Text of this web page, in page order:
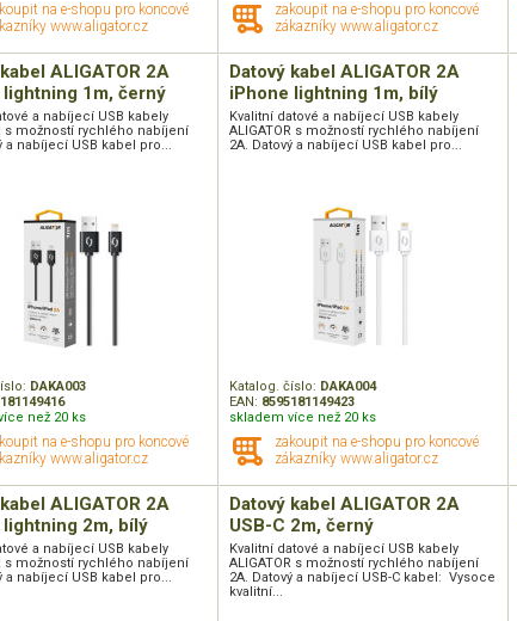
na e-shopu pro koncové
www.aligator.cz
zakoupit na e-shopu pro koncové
zákazníky www.aligator.cz
ALIGATOR 2A
lightning 1m, černý
a nabíjecí USB kabely
s možností rychlého nabíjení
a nabíjecí USB kabel pro...
DAKA003
než 20 ks
na e-shopu pro koncové
www.aligator.cz
Datový kabel ALIGATOR 2A
iPhone lightning 1m, bílý
Kvalitní datové a nabíjecí USB kabely
ALIGATOR s možností rychlého nabíjení
2A. Datový a nabíjecí USB kabel pro...
Katalog. číslo: DAKA004
EAN: 8595181149423
skladem více než 20 ks
zakoupit na e-shopu pro koncové
zákazníky www.aligator.cz
ALIGATOR 2A
lightning 2m, bílý
a nabíjecí USB kabely
s možností rychlého nabíjení
a nabíjecí USB kabel pro...
Datový kabel ALIGATOR 2A
USB-C 2m, černý
Kvalitní datové a nabíjecí USB kabely
ALIGATOR s možností rychlého nabíjení
2A. Datový a nabíjecí USB-C kabel: Vysoce
kvalitní...